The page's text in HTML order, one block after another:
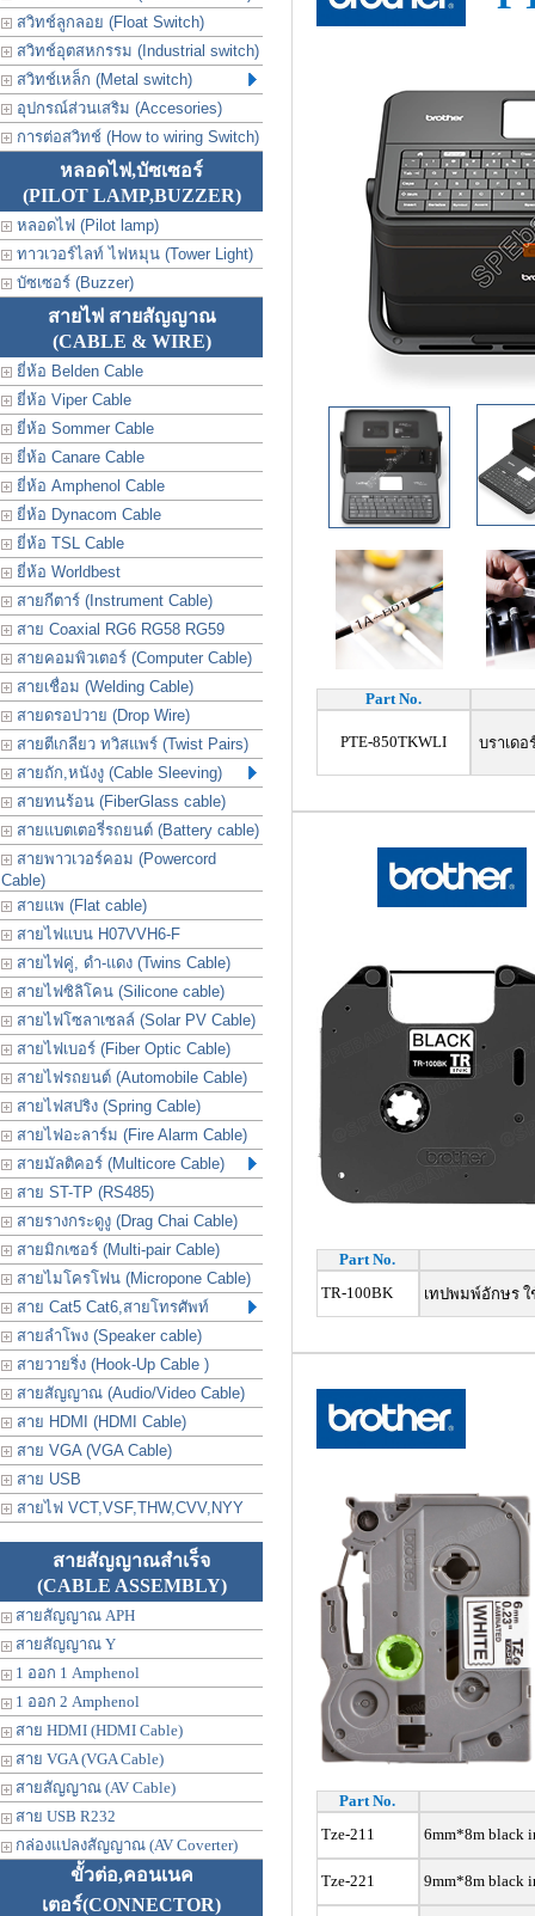
สวิทช์ลูกลอย (Float Switch)
สวิทช์อุตสหกรรม (Industrial switch)
สวิทช์เหล็ก (Metal switch)
อุปกรณ์ส่วนเสริม (Accesories)
การต่อสวิทช์ (How to wiring Switch)
หลอดไฟ,บัซเซอร์
(PILOT LAMP,BUZZER)
หลอดไฟ (Pilot lamp)
ทาวเวอร์ไลท์ ไฟหมุน (Tower Light)
บัซเซอร์ (Buzzer)
สายไฟ สายสัญญาณ
(CABLE & WIRE)
ยี่ห้อ Belden Cable
ยี่ห้อ Viper Cable
ยี่ห้อ Sommer Cable
ยี่ห้อ Canare Cable
ยี่ห้อ Amphenol Cable
ยี่ห้อ Dynacom Cable
ยี่ห้อ TSL Cable
ยี่ห้อ Worldbest
สายกีตาร์ (Instrument Cable)
สาย Coaxial RG6 RG58 RG59
สายคอมพิวเตอร์ (Computer Cable)
สายเชื่อม (Welding Cable)
สายดรอปวาย (Drop Wire)
สายตีเกลียว ทวิสแพร์ (Twist Pairs)
สายถัก,หนังงู (Cable Sleeving)
สายทนร้อน (FiberGlass cable)
สายแบตเตอรี่รถยนต์ (Battery cable)
สายพาวเวอร์คอม (Powercord
Cable)
สายแพ (Flat cable)
สายไฟแบน H07VVH6-F
สายไฟคู่, ดำ-แดง (Twins Cable)
สายไฟซิลิโคน (Silicone cable)
สายไฟโซลาเซลล์ (Solar PV Cable)
สายไฟเบอร์ (Fiber Optic Cable)
สายไฟรถยนต์ (Automobile Cable)
สายไฟสปริง (Spring Cable)
สายไฟอะลาร์ม (Fire Alarm Cable)
สายมัลติคอร์ (Multicore Cable)
สาย ST-TP (RS485)
สายรางกระดูงู (Drag Chai Cable)
สายมิกเซอร์ (Multi-pair Cable)
สายไมโครโฟน (Micropone Cable)
สาย Cat5 Cat6,สายโทรศัพท์
สายลำโพง (Speaker cable)
สายวายริ่ง (Hook-Up Cable )
สายสัญญาณ (Audio/Video Cable)
สาย HDMI (HDMI Cable)
สาย VGA (VGA Cable)
สาย USB
สายไฟ VCT,VSF,THW,CVV,NYY
สายสัญญาณสำเร็จ
(CABLE ASSEMBLY)
สายสัญญาณ APH
สายสัญญาณ Y
1 ออก 1 Amphenol
1 ออก 2 Amphenol
สาย HDMI (HDMI Cable)
สาย VGA (VGA Cable)
สายสัญญาณ (AV Cable)
สาย USB R232
กล่องแปลงสัญญาณ (AV Coverter)
ขั้วต่อ,คอนเนค
เตอร์(CONNECTOR)
Part No.
PTE-850TKWLI บราเด
Part No.
TR-100BK
เทปพมพ์อักษร ใ
Part No.
Tze-211
6mm*8m black
Tze-221 9mm*8m black